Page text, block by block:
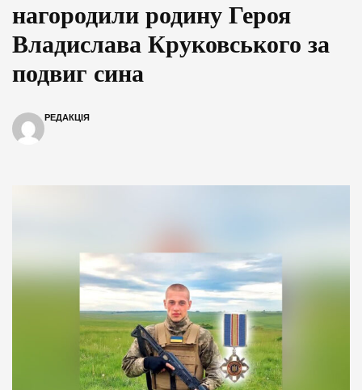
нагородили родину Героя
Владислава Круковського за
подвиг сина
РЕДАКЦІЯ